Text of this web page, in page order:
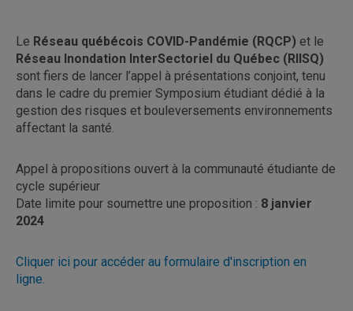
Le Réseau québécois COVID-Pandémie (RQCP) et le
Réseau Inondation InterSectoriel du Québec (RIISQ)
sont fiers de lancer l’appel à présentations conjoint, tenu
dans le cadre du premier Symposium étudiant dédié à la
gestion des risques et bouleversements environnements
affectant la santé.
Appel à propositions ouvert à la communauté étudiante de
cycle supérieur
Date limite pour soumettre une proposition : 8 janvier
2024
Cliquer ici pour accéder au formulaire d'inscription en
ligne.